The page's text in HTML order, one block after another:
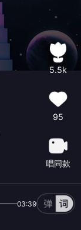
5.5k
95
唱同款
03:39